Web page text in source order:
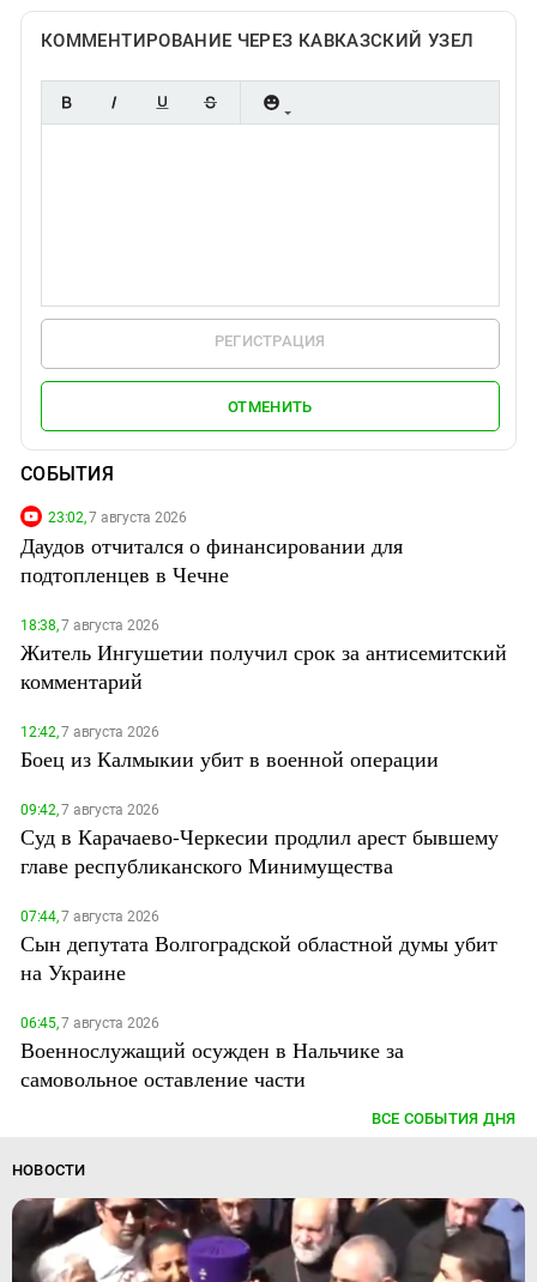
КОММЕНТИРОВАНИЕ ЧЕРЕЗ КАВКАЗСКИЙ УЗЕЛ
РЕГИСТРАЦИЯ
ОТМЕНИТЬ
СОБЫТИЯ
23:02,7 августа 2026
Даудов отчитался о финансировании для
подтопленцев в Чечне
18:38,7 августа 2026
Житель Ингушетии получил срок за антисемитский
комментарий
12:42,7 августа 2026
Боец из Калмыкии убит в военной операции
09:42,7 августа 2026
Суд в Карачаево-Черкесии продлил арест бывшему
главе республиканского Минимущества
07:44,7 августа 2026
Сын депутата Волгоградской областной думы убит
на Украине
06:45,7 августа 2026
Военнослужащий осужден в Нальчике за
самовольное оставление части
ВСЕ СОБЫТИЯ ДНЯ
НОВОСТИ